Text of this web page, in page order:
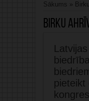
Sākums »
Birku
pieteikt